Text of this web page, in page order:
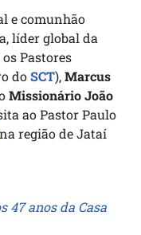
e comunhão
líder global da
Pastores
doSCT),Marcus
Missionário João
ao Pastor Paulo
região de Jataí
47 anos da Casa